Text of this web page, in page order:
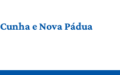
e Nova Pádua